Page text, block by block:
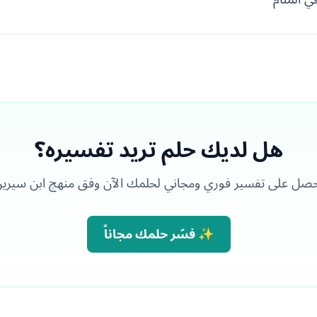
هل لديك حلم تريد تفسيره؟
على تفسير فوري ومجاني لحلمك الآن وفق منهج ابن
✨ فسّر حلمك مجاناً